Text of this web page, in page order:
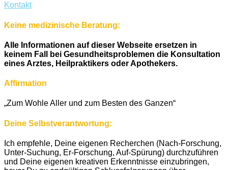
Kontakt
Keine medizinische Beratung:
Alle Informationen auf dieser Webseite ersetzen in
keinem Fall bei Gesundheitsproblemen die Konsultation
eines Arztes, Heilpraktikers oder Apothekers.
Affirmation
„Zum Wohle Aller und zum Besten des Ganzen“
Deine Selbstverantwortung:
Ich empfehle, Deine eigenen Recherchen (Nach-Forschung,
Unter-Suchung, Er-Forschung, Auf-Spürung) durchzuführen
und Deine eigenen kreativen Erkenntnisse einzubringen,